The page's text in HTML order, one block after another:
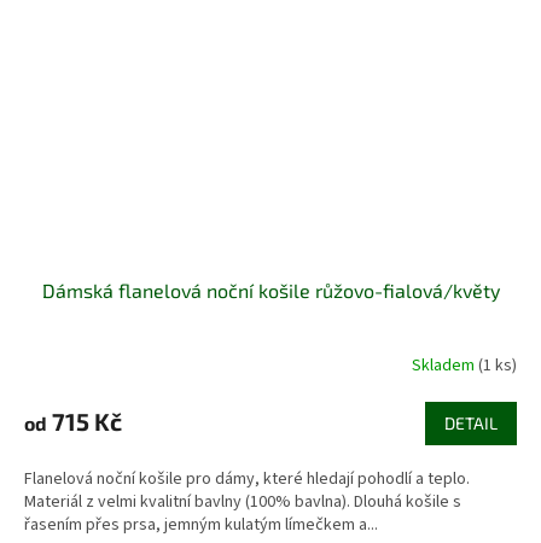
Dámská flanelová noční košile růžovo-fialová/květy
Skladem (1 ks)
od 715 Kč DETAIL
Flanelová noční košile pro dámy, které hledají pohodlí a teplo.
Materiál z velmi kvalitní bavlny (100% bavlna). Dlouhá košile s
řasením přes prsa, jemným kulatým límečkem a...